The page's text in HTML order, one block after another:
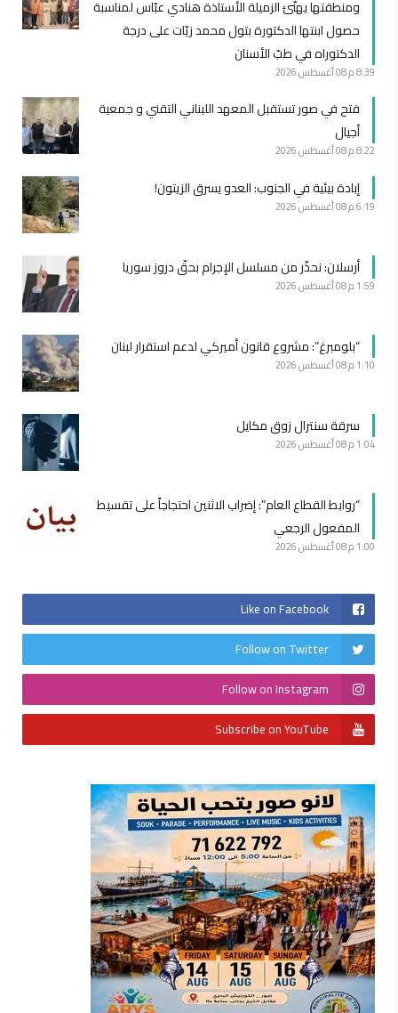
ومنطقتها يهنّئ الزميلة الأستاذة هنادي عبّاس لمناسبة
حصول ابنتها الدكتورة بتول محمد زيّات على درجة
الدكتوراه في طبّ الأسنان
8:39 م 08 أغسطس 2026
فتح في صور تستقبل المعهد اللبناني التقني و جمعية
أجيال
8:22 م 08 أغسطس 2026
إبادة بيئية في الجنوب: العدو يسرق الزيتون!
6:19 م 08 أغسطس 2026
أرسلان: نحذّر من مسلسل الإجرام بحقّ دروز سوريا
1:59 م 08 أغسطس 2026
“بلومبرغ”: مشروع قانون أميركي لدعم استقرار لبنان
1:10 م 08 أغسطس 2026
سرقة سنترال زوق مكايل
1:04 م 08 أغسطس 2026
“روابط القطاع العام”: إضراب الاثنين احتجاجاً على تقسيط
المفعول الرجعي
1:00 م 08 أغسطس 2026
Like on Facebook
Follow on Twitter
Follow on Instagram
Subscribe on YouTube